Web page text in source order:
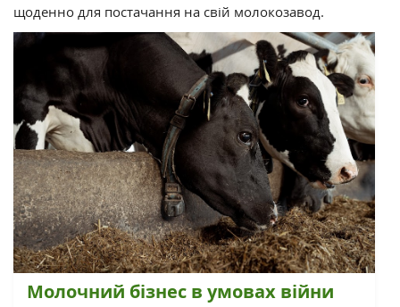
щоденно для постачання на свій молокозавод.
Молочний бізнес в умовах війни